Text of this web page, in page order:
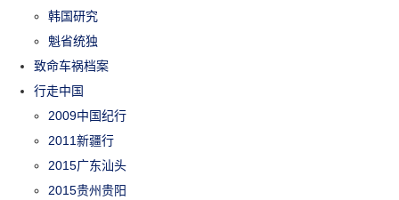
韩国研究
魁省统独
致命车祸档案
行走中国
2009中国纪行
2011新疆行
2015广东汕头
2015贵州贵阳